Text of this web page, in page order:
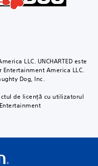
LLC. UNCHARTED este
America LLC.
Dog, Inc.
de licență cu utilizatorul